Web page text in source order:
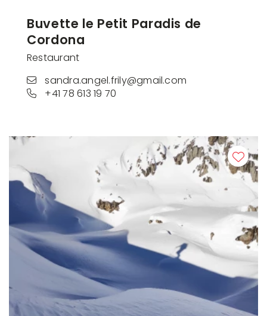
Buvette le Petit Paradis de
Cordona
Restaurant
sandra.angel.frily@gmail.com
+41 78 613 19 70